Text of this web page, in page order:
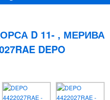
D 11- , МЕРИВА
DEPO